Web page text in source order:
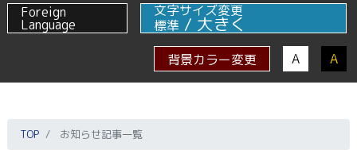
Foreign
Language
文字サイズ変更
標準 / 大きく
背景カラー変更 A A
TOP お知らせ記事一覧